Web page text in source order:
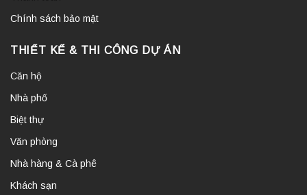
Chính sách bảo mật
THIẾT KẾ & THI CÔNG DỰ ÁN
Căn hộ
Nhà phố
Biệt thự
Văn phòng
Nhà hàng & Cà phê
Khách sạn